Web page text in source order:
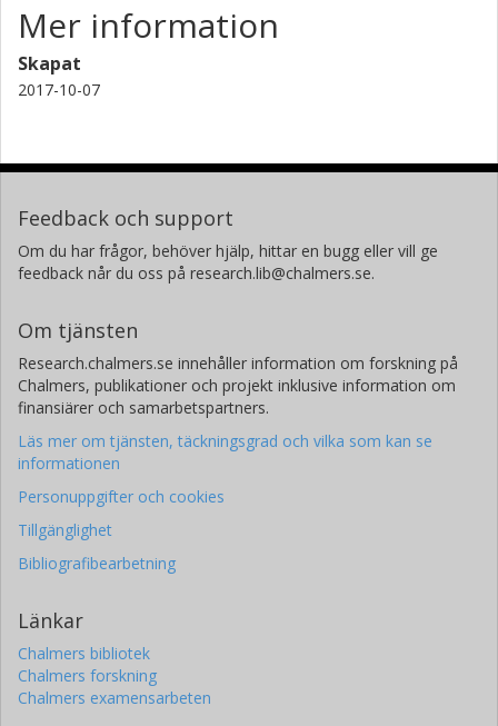
Mer information
Skapat
2017-10-07
Feedback och support
Om du har frågor, behöver hjälp, hittar en bugg eller vill ge
feedback når du oss på research.lib@chalmers.se.
Om tjänsten
Research.chalmers.se innehåller information om forskning på
Chalmers, publikationer och projekt inklusive information om
finansiärer och samarbetspartners.
Läs mer om tjänsten, täckningsgrad och vilka som kan se
informationen
Personuppgifter och cookies
Tillgänglighet
Bibliografibearbetning
Länkar
Chalmers bibliotek
Chalmers forskning
Chalmers examensarbeten